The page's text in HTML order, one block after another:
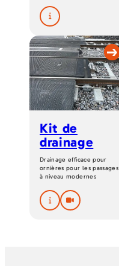
Kit de
drainage
Drainage efficace pour
ornières pour les passages
à niveau modernes